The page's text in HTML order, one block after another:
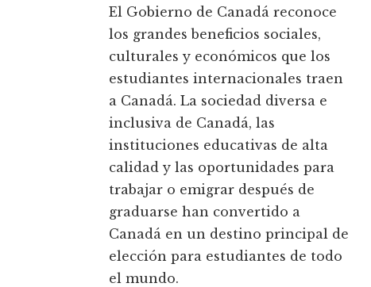
El Gobierno de Canadá reconoce
los grandes beneficios sociales,
culturales y económicos que los
estudiantes internacionales traen
a Canadá. La sociedad diversa e
inclusiva de Canadá, las
instituciones educativas de alta
calidad y las oportunidades para
trabajar o emigrar después de
graduarse han convertido a
Canadá en un destino principal de
elección para estudiantes de todo
el mundo.